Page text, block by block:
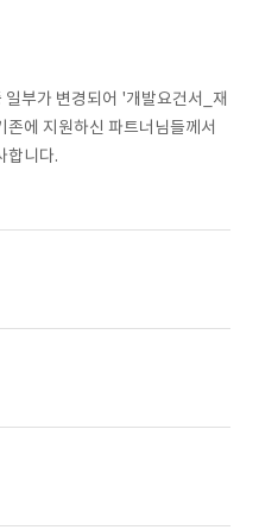
부가 변경되어 '개발요건서_재
에 지원하신 파트너님들께서
합니다.